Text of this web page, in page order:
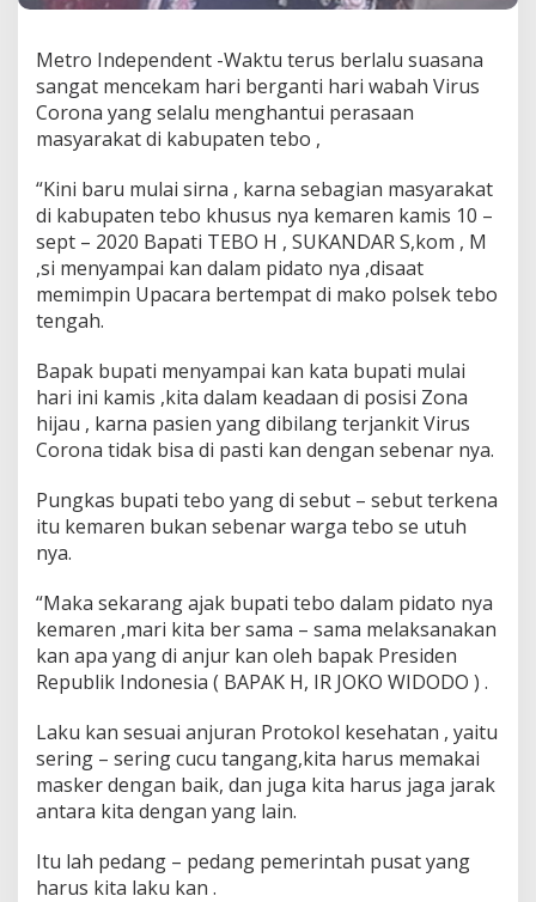
T
b
K
e
m
a
l
i
m
a
s
i
p
o
s
i
Z
a
h
i
j
a
O
V
I
D
9
Metro Independent -Waktu terus berlalu suasana
sangat mencekam hari berganti hari wabah Virus
Corona yang selalu menghantui perasaan
masyarakat di kabupaten tebo ,
“Kini baru mulai sirna , karna sebagian masyarakat
di kabupaten tebo khusus nya kemaren kamis 10 –
sept – 2020 Bapati TEBO H , SUKANDAR S,kom , M
,si menyampai kan dalam pidato nya ,disaat
memimpin Upacara bertempat di mako polsek tebo
tengah.
Bapak bupati menyampai kan kata bupati mulai
hari ini kamis ,kita dalam keadaan di posisi Zona
hijau , karna pasien yang dibilang terjankit Virus
Corona tidak bisa di pasti kan dengan sebenar nya.
Pungkas bupati tebo yang di sebut – sebut terkena
itu kemaren bukan sebenar warga tebo se utuh
nya.
“Maka sekarang ajak bupati tebo dalam pidato nya
kemaren ,mari kita ber sama – sama melaksanakan
kan apa yang di anjur kan oleh bapak Presiden
Republik Indonesia ( BAPAK H, IR JOKO WIDODO ) .
Laku kan sesuai anjuran Protokol kesehatan , yaitu
sering – sering cucu tangang,kita harus memakai
masker dengan baik, dan juga kita harus jaga jarak
antara kita dengan yang lain.
Itu lah pedang – pedang pemerintah pusat yang
harus kita laku kan .